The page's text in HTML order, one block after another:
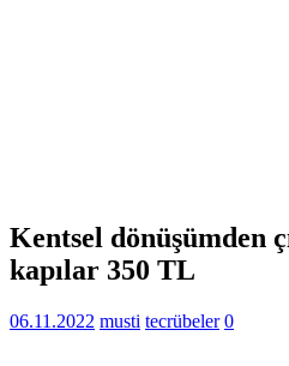
Kentsel dönüşümden
kapılar 350 TL
06.11.2022 musti tecrübeler 0